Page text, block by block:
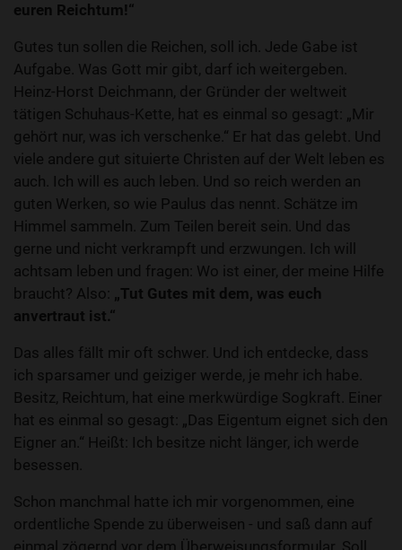
euren Reichtum!“
Gutes tun sollen die Reichen, soll ich. Jede Gabe ist
Aufgabe. Was Gott mir gibt, darf ich weitergeben.
Heinz-Horst Deichmann, der Gründer der weltweit
tätigen Schuhaus-Kette, hat es einmal so gesagt: „Mir
gehört nur, was ich verschenke.“ Er hat das gelebt. Und
viele andere gut situierte Christen auf der Welt leben es
auch. Ich will es auch leben. Und so reich werden an
guten Werken, so wie Paulus das nennt. Schätze im
Himmel sammeln. Zum Teilen bereit sein. Und das
gerne und nicht verkrampft und erzwungen. Ich will
achtsam leben und fragen: Wo ist einer, der meine Hilfe
braucht? Also: „Tut Gutes mit dem, was euch
anvertraut ist.“
Das alles fällt mir oft schwer. Und ich entdecke, dass
ich sparsamer und geiziger werde, je mehr ich habe.
Besitz, Reichtum, hat eine merkwürdige Sogkraft. Einer
hat es einmal so gesagt: „Das Eigentum eignet sich den
Eigner an.“ Heißt: Ich besitze nicht länger, ich werde
besessen.
Schon manchmal hatte ich mir vorgenommen, eine
ordentliche Spende zu überweisen - und saß dann auf
einmal zögernd vor dem Überweisungsformular. Soll